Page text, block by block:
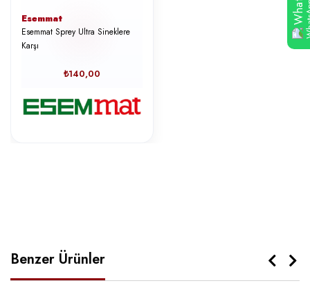
Esemmat
Esemmat Sprey Ultra Sineklere
Karşı
₺140,00
Benzer Ürünler